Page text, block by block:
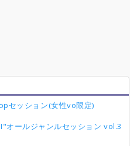
セッション(女性vo限定)
オールジャンルセッション vol.3